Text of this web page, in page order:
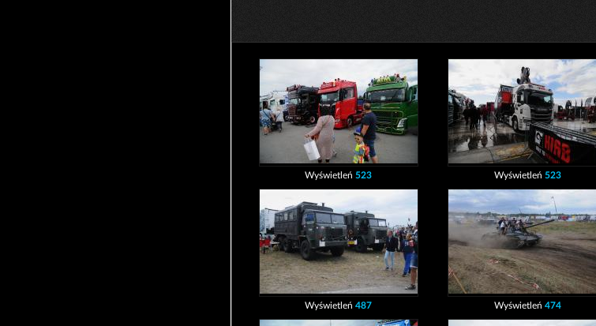
Wyświetleń523 Wyświetleń 523
Wyświetleń487 Wyświetleń 474